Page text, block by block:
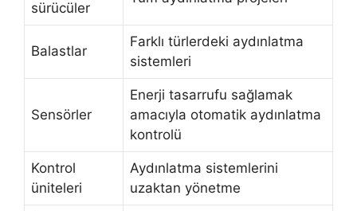
sürücüler
Balastlar
Farklı türlerdeki aydınlatma
sistemleri
Sensörler
Enerji tasarrufu sağlamak
amacıyla otomatik aydınlatma
kontrolü
Kontrol
üniteleri
Aydınlatma sistemlerini
uzaktan yönetme